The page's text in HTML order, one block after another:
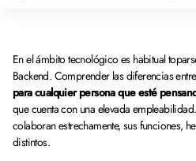
En el ámbito tecnológico es habitual
Backend. Comprender las diferencias
para cualquier persona que esté
que cuenta con una elevada
colaboran estrechamente, sus funciones,
distintos.